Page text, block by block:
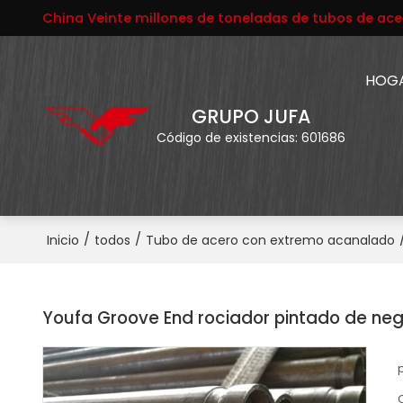
China Veinte millones de toneladas de tubos de
GRUPO JUFA
Código de existencias: 601686
Inicio / todos / Tubo de acero con extremo acanalado
Youfa Groove End rociador pintado de